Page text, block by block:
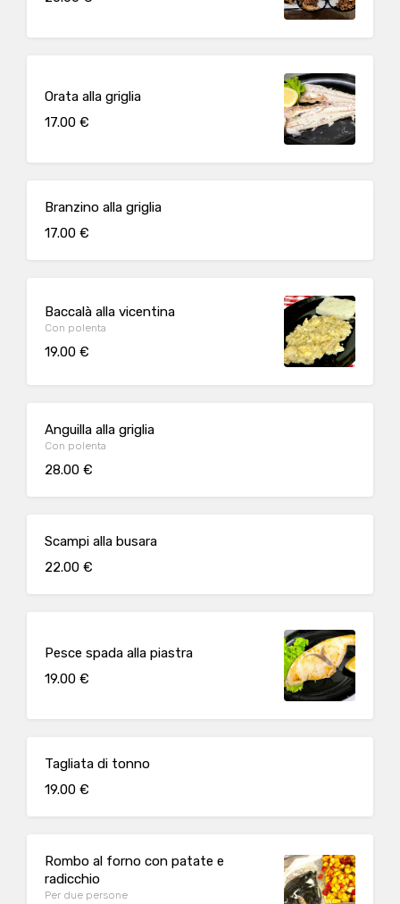
Orata alla griglia
17.00 €
Branzino alla griglia
17.00 €
Baccalà alla vicentina
Con polenta
19.00 €
Anguilla alla griglia
Con polenta
28.00 €
Scampi alla busara
22.00 €
Pesce spada alla piastra
19.00 €
Tagliata di tonno
19.00 €
Rombo al forno con patate e
radicchio
Per due persone